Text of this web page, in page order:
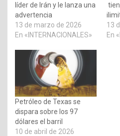
líder de Irán y le lanza una
advertencia
13 de marzo de 2026
En «INTERNACIONALES»
13
En
Petróleo de Texas se
dispara sobre los 97
dólares el barril
10 de abril de 2026